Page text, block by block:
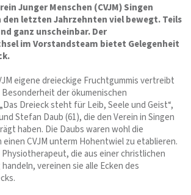
Junger Menschen (CVJM) Singen
letzten Jahrzehnten viel bewegt. Teils
ganz unscheinbar. Der
im Vorstandsteam bietet Gelegenheit
eigene dreieckige Fruchtgummis vertreibt
der ökumenischen
Dreieck steht für Leib, Seele und Geist“,
Stefan Daub (61), die den Verein in Singen
haben. Die Daubs waren wohl die
CVJM unterm Hohentwiel zu etablieren.
Physiotherapeut, die aus einer christlichen
vereinen sie alle Ecken des